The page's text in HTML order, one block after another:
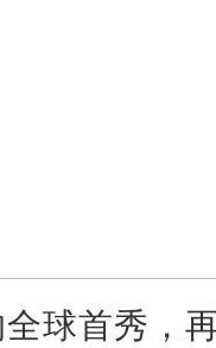
球首秀，